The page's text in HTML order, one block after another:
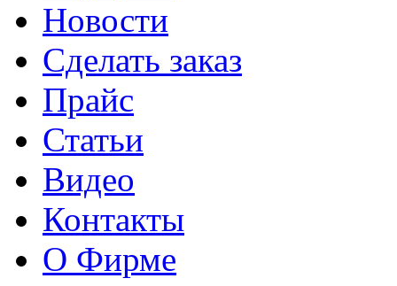
Новости
Сделать заказ
Прайс
Статьи
Видео
Контакты
О Фирме